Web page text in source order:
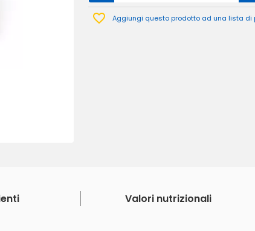
Aggiungi questo prodotto ad una lista di
Valori nutrizionali